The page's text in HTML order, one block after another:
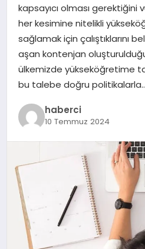
SPOR
TEKNOLOJI
YAŞAM
kapsayıcı olması gerektiğini
her kesimine nitelikli
sağlamak için çalıştıklarını
aşan kontenjan
ülkemizde yükseköğretime
bu talebe doğru
haberci
10 Temmuz 2024